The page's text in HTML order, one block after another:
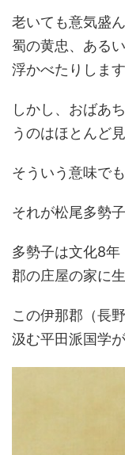
老いても意気盛
蜀の黄忠、ある
浮かべたりします
しかし、おばあ
うのはほとんど
そういう意味で
それが松尾多勢子
多勢子は文化8年
郡の庄屋の家に
この伊那郡（長
汲む平田派国学